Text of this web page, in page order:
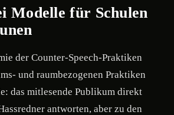
Modelle für Schulen
der Counter-Speech-Praktiken
und raumbezogenen Praktiken
das mitlesende Publikum direkt
antworten, aber zu den